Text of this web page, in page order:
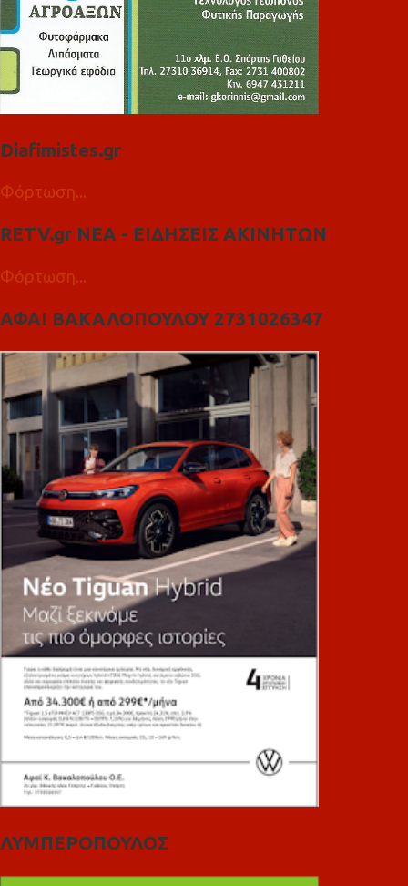
Diafimistes.gr
Φόρτωση...
RETV.gr ΝΕΑ - ΕΙΔΗΣΕΙΣ ΑΚΙΝΗΤΩΝ
Φόρτωση...
ΑΦΑΙ ΒΑΚΑΛΟΠΟΥΛΟΥ 2731026347
ΛΥΜΠΕΡΟΠΟΥΛΟΣ